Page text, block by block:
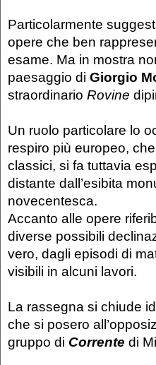
Particolarmente
opere che ben
esame. Ma in mostra
paesaggio di Giorgio
straordinario Rovine
Un ruolo particolare lo
respiro più europeo,
classici, si fa tuttavia
distante dall’esibita
novecentesca.
Accanto alle opere
diverse possibili
vero, dagli episodi di
visibili in alcuni lavori.
La rassegna si chiude
che si posero
gruppo di Corrente di